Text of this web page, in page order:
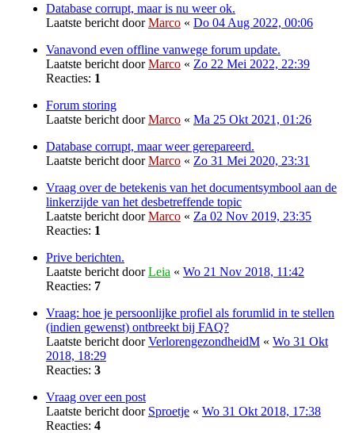
Database corrupt, maar is nu weer ok.
Laatste bericht doorMarco « Do 04 Aug 2022, 00:06
Vanavond even offline vanwege forum update.
Laatste bericht doorMarco « Zo 22 Mei 2022, 22:39
Reacties: 1
Forum storing
Laatste bericht doorMarco « Ma 25 Okt 2021, 01:26
Database corrupt, maar weer gerepareerd.
Laatste bericht doorMarco « Zo 31 Mei 2020, 23:31
Vraag over de betekenis van het documentsymbool aan de
linkerzijde van het desbetreffende topic
Laatste bericht doorMarco « Za 02 Nov 2019, 23:35
Reacties: 1
Prive berichten.
Laatste bericht doorLeia « Wo 21 Nov 2018, 11:42
Reacties: 7
Vraag: hoe je persoonlijke profiel als forumlid in te stellen
(indien gewenst) ontbreekt bij FAQ?
Laatste bericht doorVerlorengezondheidM « Wo 31 Okt
2018, 18:29
Reacties: 3
Vraag over een post
Laatste bericht door Sproetje « Wo 31 Okt 2018, 17:38
Reacties: 4